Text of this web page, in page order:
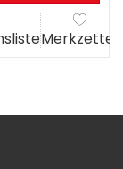
Merkzettel